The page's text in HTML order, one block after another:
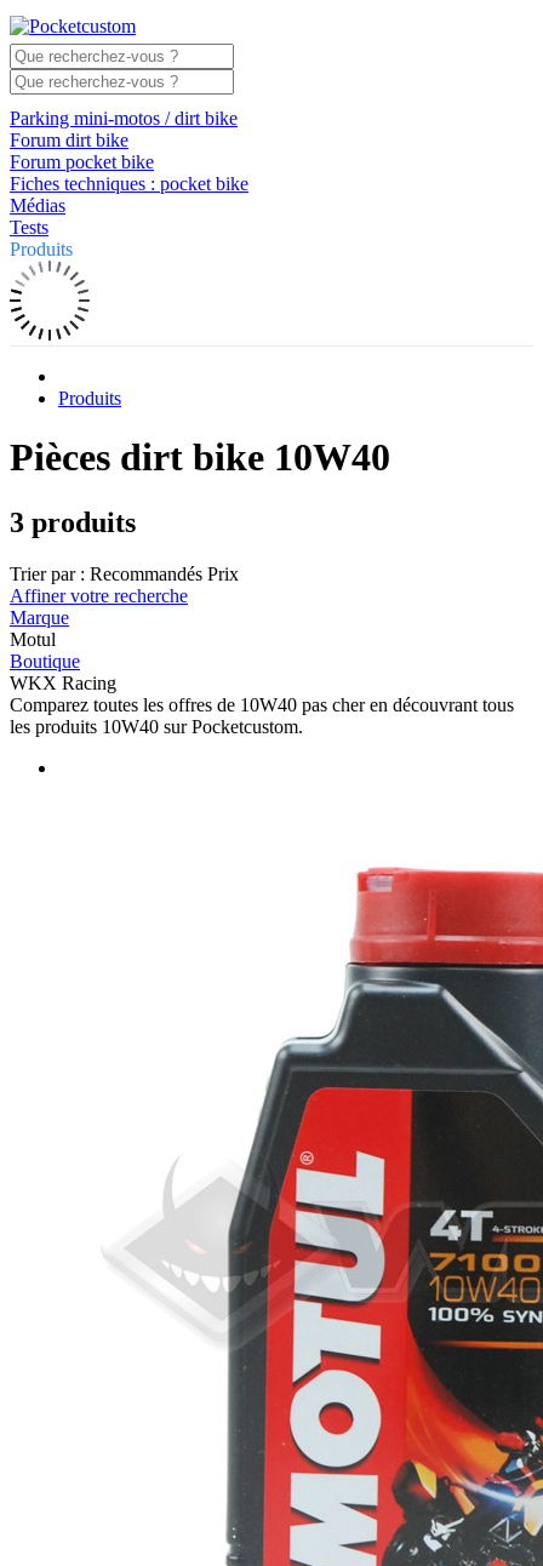
Parking mini-motos / dirt bike
Forum dirt bike
Forum pocket bike
Fiches techniques : pocket bike
Médias
Tests
Produits
Produits
Pièces dirt bike 10W40
3 produits
Trier par : Recommandés Prix
Affiner votre recherche
Marque
Motul
Boutique
WKX Racing
Comparez toutes les offres de 10W40 pas cher en découvrant tous
les produits 10W40 sur Pocketcustom.